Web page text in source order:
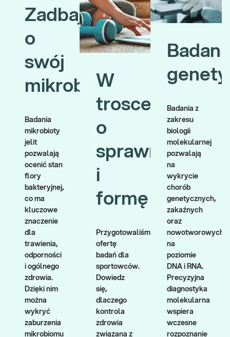
Diagnostyka x SEXEDpl
Wspólnie z Sexed promujemy profilaktykę i świadome dbanie o
zdrowie. Chcemy zachęcać do regularnych badań i zwiększać
wiedzę na temat diagnostyki. Sprawdź materiały edukacyjne i
dowiedz się, kiedy warto się badać. Zadbaj o zdrowie dzięki
rzetelnym informacjom i profilaktyce.
Dowiedz się więcej
Zadbaj
o
swój
mikrobiom
Badania
mikrobioty
jelit
pozwalają
ocenić stan
flory
bakteryjnej,
co ma
kluczowe
znaczenie
dla
trawienia,
odporności
i ogólnego
zdrowia.
Dzięki nim
można
wykryć
zaburzenia
mikrobiomu
W
trosce
o
sprawność
i
formę
Przygotowaliśmy
ofertę
badań dla
sportowców.
Dowiedz
się,
dlaczego
kontrola
zdrowia
związana z
Badania z
zakresu
biologii
molekularnej
pozwalają
na
wykrycie
chorób
genetycznych,
zakaźnych
oraz
nowotworowych
na
poziomie
DNA i RNA.
Precyzyjna
diagnostyka
molekularna
wspiera
wczesne
rozpoznanie